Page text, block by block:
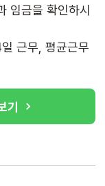
임금을 확인하시
근무, 평균근무
기